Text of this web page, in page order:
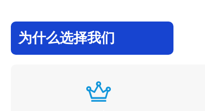
为什么选择我们